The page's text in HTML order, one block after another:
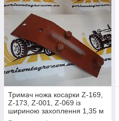
Тримач ножа косарки Z-169,
Z-173, Z-001, Z-069 із
шириною захоплення 1,35 м